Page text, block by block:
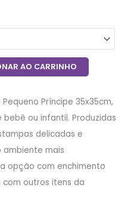
AO CARRINHO
Príncipe 35x35cm,
ou infantil. Produzidas
delicadas e
ambiente mais
opção com enchimento
com outros itens da